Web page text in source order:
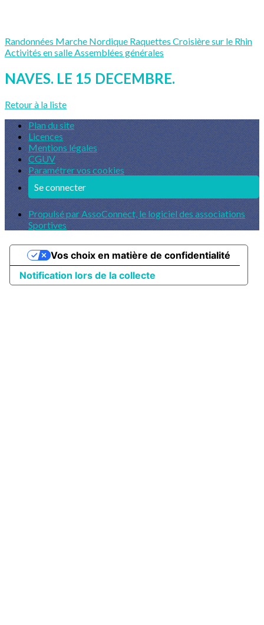
Randonnées Marche Nordique Raquettes Croisière sur le Rhin
Activités en salleAssemblées générales
NAVES. LE 15 DECEMBRE.
Retour à la liste
Plan du site
Licences
Mentions légales
CGUV
Paramétrer vos cookies
Se connecter
Propulsé par AssoConnect, le logiciel des associations
Sportives
Notification lors de la collecte
Vos choix en matière de confidentialité